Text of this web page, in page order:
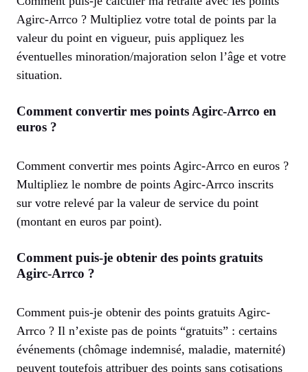
Agirc-Arrco ? Multipliez votre total de points par la
valeur du point en vigueur, puis appliquez les
éventuelles minoration/majoration selon l’âge et votre
situation.
Comment convertir mes points Agirc-Arrco en
euros ?
Comment convertir mes points Agirc-Arrco en euros ?
Multipliez le nombre de points Agirc-Arrco inscrits
sur votre relevé par la valeur de service du point
(montant en euros par point).
Comment puis-je obtenir des points gratuits
Agirc-Arrco ?
Comment puis-je obtenir des points gratuits Agirc-
Arrco ? Il n’existe pas de points “gratuits” : certains
événements (chômage indemnisé, maladie, maternité)
peuvent toutefois attribuer des points sans cotisations